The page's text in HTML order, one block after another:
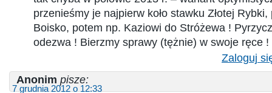
przenieśmy je najpierw koło stawku Złotej
Boisko, potem np. Kaziowi do Stróżewa !
odezwa ! Bierzmy sprawy (tężnie) w swoje ręce !
Zaloguj
Anonim pisze:
7 grudnia 2012 o 12:33